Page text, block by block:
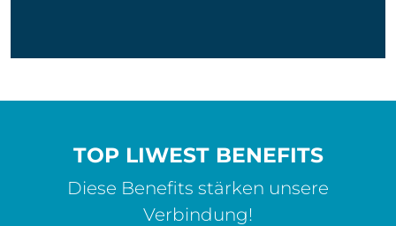
TOP LIWEST BENEFITS
Diese Benefits stärken unsere
Verbindung!